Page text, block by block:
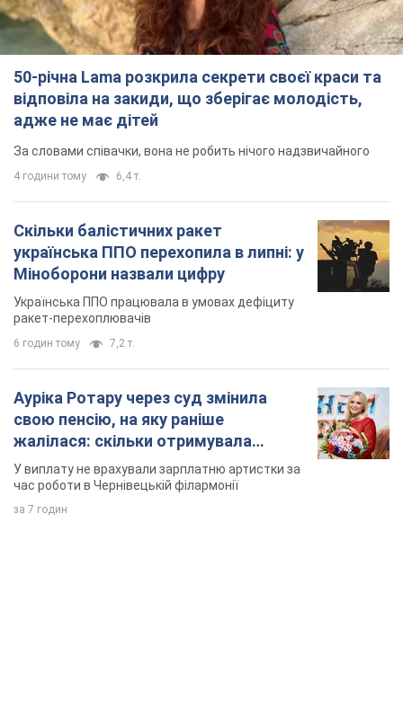
50-річна Lama розкрила секрети своєї краси та
відповіла на закиди, що зберігає молодість,
адже не має дітей
За словами співачки, вона не робить нічого надзвичайного
4 години тому 6,4 т.
Скільки балістичних ракет
українська ППО перехопила в липні: у
Міноборони назвали цифру
Українська ППО працювала в умовах дефіциту
ракет-перехоплювачів
6 годин тому 7,2 т.
Ауріка Ротару через суд змінила
свою пенсію, на яку раніше
жалілася: скільки отримувала
співачка
У виплату не врахували зарплатню артистки за
час роботи в Чернівецькій філармонії
за 7 годин